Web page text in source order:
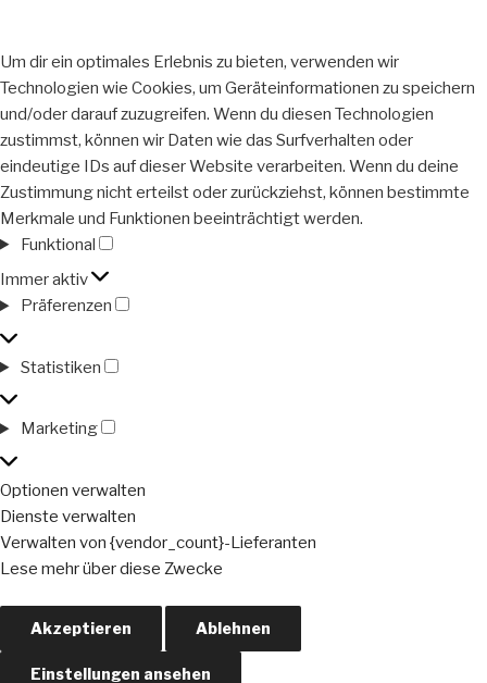
Um dir ein optimales Erlebnis zu bieten, verwenden wir
Technologien wie Cookies, um Geräteinformationen zu speichern
und/oder darauf zuzugreifen. Wenn du diesen Technologien
zustimmst, können wir Daten wie das Surfverhalten oder
eindeutige IDs auf dieser Website verarbeiten. Wenn du deine
Zustimmung nicht erteilst oder zurückziehst, können bestimmte
Merkmale und Funktionen beeinträchtigt werden.
Funktional
Funktional
Immer aktiv
Präferenzen
Präferenzen
Statistiken
Statistiken
Marketing
Marketing
Optionen verwalten
Dienste verwalten
Verwalten von {vendor_count}-Lieferanten
Lese mehr über diese Zwecke
Akzeptieren Ablehnen
Einstellungen ansehen